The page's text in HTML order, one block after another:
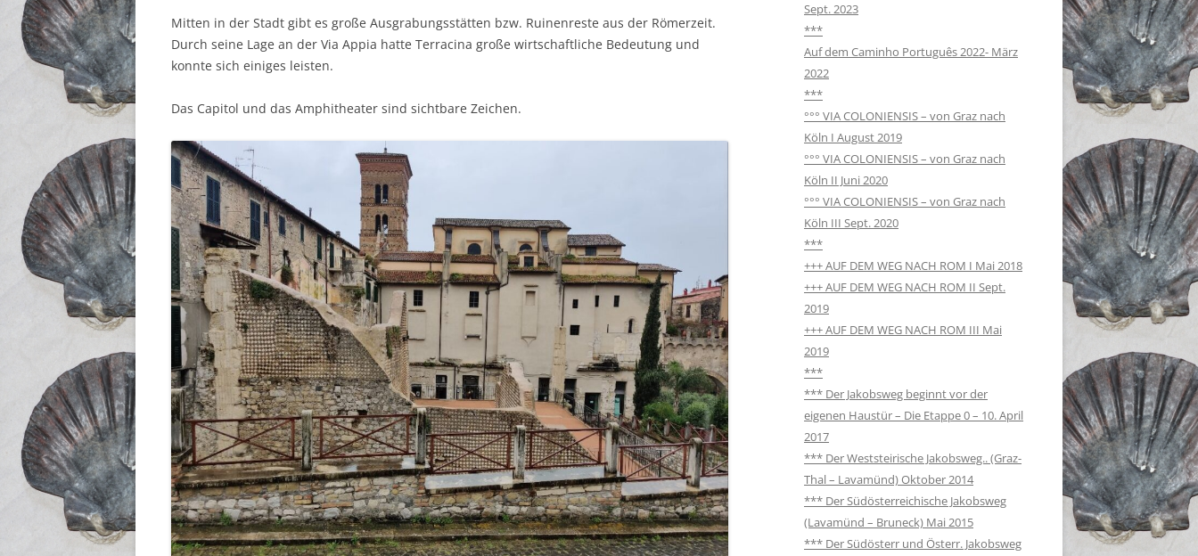
Mitten in der Stadt gibt es große Ausgrabungsstätten bzw. Ruinenreste aus der Römerzeit.
Durch seine Lage an der Via Appia hatte Terracina große wirtschaftliche Bedeutung und
konnte sich einiges leisten.
Das Capitol und das Amphitheater sind sichtbare Zeichen.
Sept. 2023
***
Auf dem Caminho Português 2022- März
2022
***
°°° VIA COLONIENSIS – von Graz nach
Köln I August 2019
°°° VIA COLONIENSIS – von Graz nach
Köln II Juni 2020
°°° VIA COLONIENSIS – von Graz nach
Köln III Sept. 2020
***
+++ AUF DEM WEG NACH ROM I Mai 2018
+++ AUF DEM WEG NACH ROM II Sept.
2019
+++ AUF DEM WEG NACH ROM III Mai
2019
***
*** Der Jakobsweg beginnt vor der
eigenen Haustür – Die Etappe 0 – 10. April
2017
*** Der Weststeirische Jakobsweg.. (Graz-
Thal – Lavamünd) Oktober 2014
*** Der Südösterreichische Jakobsweg
(Lavamünd – Bruneck) Mai 2015
*** Der Südösterr und Österr. Jakobsweg